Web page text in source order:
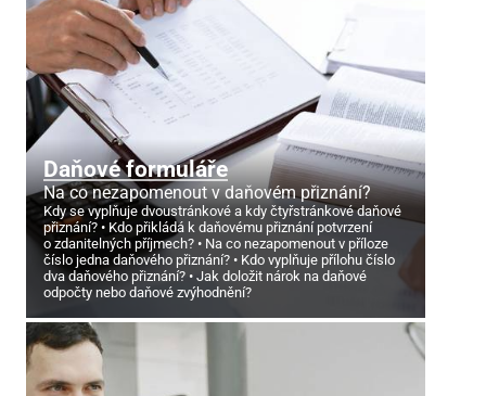
Daňové formuláře
Na co nezapomenout v daňovém přiznání?
Kdy se vyplňuje dvoustránkové a kdy čtyřstránkové daňové
přiznání?
Kdo přikládá k daňovému přiznání potvrzení
o zdanitelných příjmech?
Na co nezapomenout v příloze
číslo jedna daňového přiznání?
Kdo vyplňuje přílohu číslo
dva daňového přiznání?
Jak doložit nárok na daňové
odpočty nebo daňové zvýhodnění?